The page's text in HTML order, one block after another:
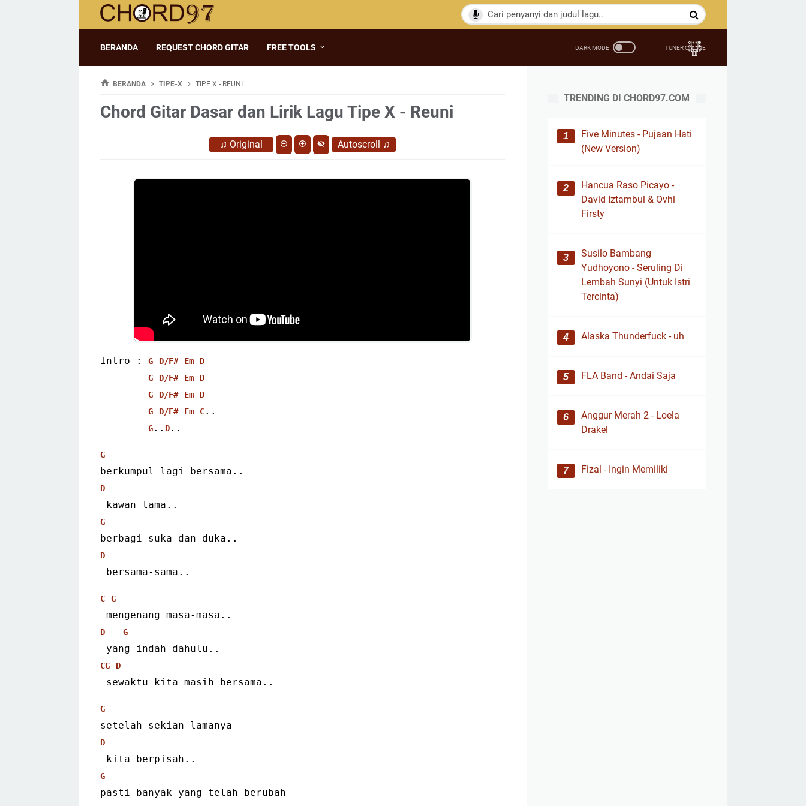
BERANDA REQUEST CHORD GITAR FREE TOOLS
BERANDA TIPE-X TIPE X - REUNI
Chord Gitar Dasar dan Lirik Lagu Tipe X - Reuni
♫ Original Autoscroll ♫
Intro : G D/F# Em
D
G
D/F# Em
D
G
D/F# Em
D
G
D/F# Em C..
G.. D..
G
berkumpul lagi bersama..
D
kawan lama..
G
berbagi suka dan duka..
D
bersama-sama..
C G
mengenang masa-masa..
D G
yang indah dahulu..
CG D
sewaktu kita masih bersama..
G
setelah sekian lamanya
D
kita berpisah..
G
pasti banyak yang telah berubah
TRENDING DI CHORD97.COM
Five Minutes - Pujaan Hati
(New Version)
Hancua Raso Picayo -
David Iztambul & Ovhi
Firsty
Susilo Bambang
Yudhoyono - Seruling Di
Lembah Sunyi (Untuk Istri
Tercinta)
Alaska Thunderfuck - uh
FLA Band - Andai Saja
Anggur Merah 2 - Loela
Drakel
Fizal - Ingin Memiliki